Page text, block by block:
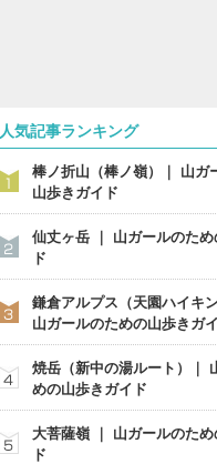
人気記事ランキング
棒ノ折山（棒ノ嶺）｜ 山ガ
山歩きガイド
仙丈ヶ岳 ｜ 山ガールのた
ド
鎌倉アルプス（天園ハイキ
山ガールのための山歩きガ
焼岳（新中の湯ルート）｜
めの山歩きガイド
大菩薩嶺 ｜ 山ガールのた
ド